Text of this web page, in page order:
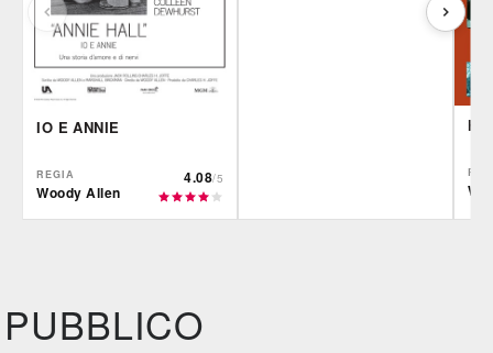
IO E ANNIE
REGIA
Woody Allen
4.08/5
PUBBLICO